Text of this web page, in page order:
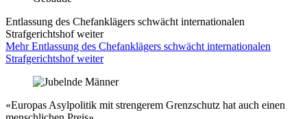
Entlassung des Chefanklägers schwächt internationalen
Strafgerichtshof weiter
Mehr Entlassung des Chefanklägers schwächt internationalen
Strafgerichtshof weiter
«Europas Asylpolitik mit strengerem Grenzschutz hat auch einen